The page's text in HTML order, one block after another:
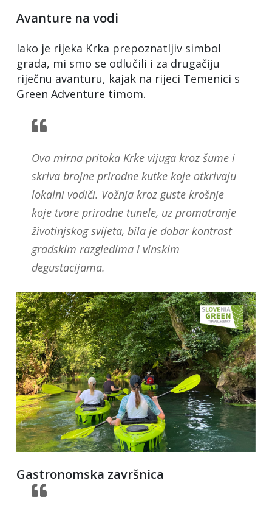
Avanture na vodi
Iako je rijeka Krka prepoznatljiv simbol
grada, mi smo se odlučili i za drugačiju
riječnu avanturu, kajak na rijeci Temenici s
Green Adventure timom.
Ova mirna pritoka Krke vijuga kroz šume i
skriva brojne prirodne kutke koje otkrivaju
lokalni vodiči. Vožnja kroz guste krošnje
koje tvore prirodne tunele, uz promatranje
životinjskog svijeta, bila je dobar kontrast
gradskim razgledima i vinskim
degustacijama.
Gastronomska završnica